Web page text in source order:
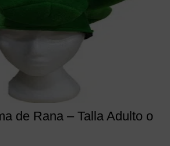
de Rana – Talla Adulto o